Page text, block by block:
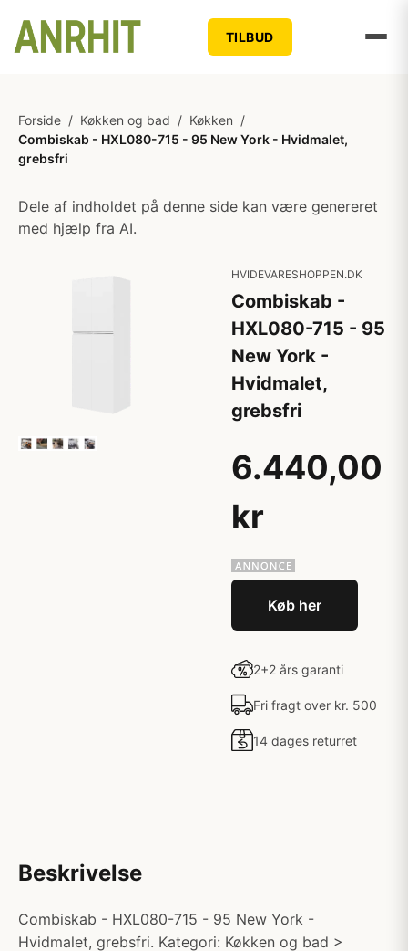
TILBUD
Forside / Køkken og bad / Køkken /
Combiskab - HXL080-715 - 95 New York - Hvidmalet,
grebsfri
Dele af indholdet på denne side kan være genereret
med hjælp fra AI.
HVIDEVARESHOPPEN.DK
Combiskab -
HXL080-715 - 95
New York -
Hvidmalet,
grebsfri
6.440,00
kr
Køb her
2+2 års garanti
Fri fragt over kr. 500
14 dages returret
Beskrivelse
Combiskab - HXL080-715 - 95 New York -
Hvidmalet, grebsfri. Kategori: Køkken og bad >